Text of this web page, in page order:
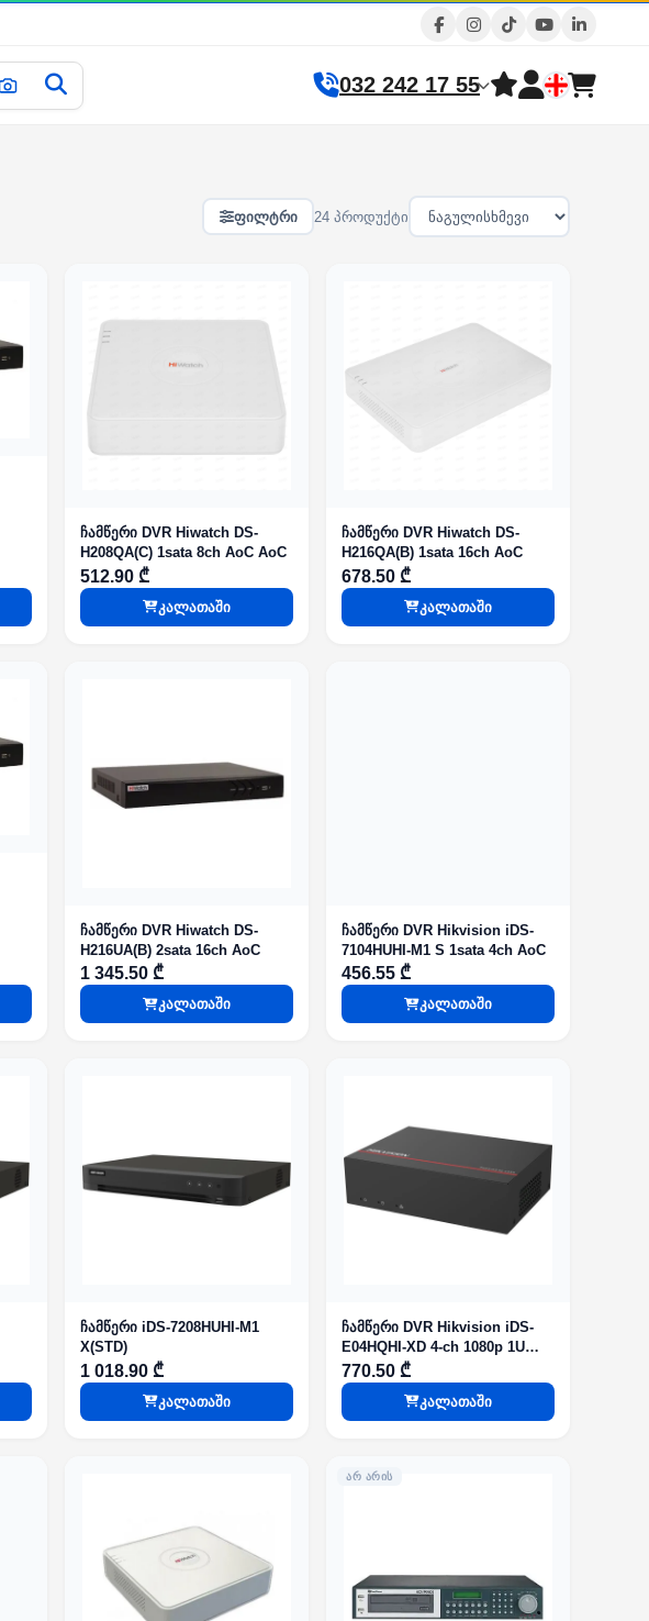
032 242 17 55
ფილტრი 24 პროდუქტი
ჩამწერი DVR Hiwatch DS-
H208QA(C) 1sata 8ch AoC AoC
512.90 ₾
კალათაში
ჩამწერი DVR Hiwatch DS-
H216QA(B) 1sata 16ch AoC
678.50 ₾
კალათაში
ჩამწერი DVR Hiwatch DS-
H216UA(B) 2sata 16ch AoC
1 345.50 ₾
კალათაში
ჩამწერი DVR Hikvision iDS-
7104HUHI-M1 S 1sata 4ch AoC
456.55 ₾
კალათაში
ჩამწერი iDS-7208HUHI-M1
X(STD)
1 018.90 ₾
კალათაში
ჩამწერი DVR Hikvision iDS-
E04HQHI-XD 4-ch 1080p 1U
H.265 eSSD AcuSense
770.50 ₾
კალათაში
ᲐᲠ ᲐᲠᲘᲡ